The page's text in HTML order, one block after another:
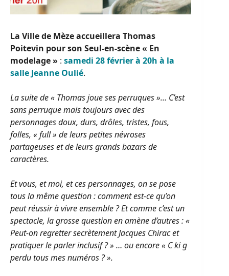
La Ville de Mèze accueillera Thomas
Poitevin pour son Seul-en-scène « En
modelage » : samedi 28 février à 20h à la
salle Jeanne Oulié.
La suite de « Thomas joue ses perruques »… C’est
sans perruque mais toujours avec des
personnages doux, durs, drôles, tristes, fous,
folles, « full » de leurs petites névroses
partageuses et de leurs grands bazars de
caractères.
Et vous, et moi, et ces personnages, on se pose
tous la même question : comment est-ce qu’on
peut réussir à vivre ensemble ? Et comme c’est un
spectacle, la grosse question en amène d’autres : «
Peut-on regretter secrètement Jacques Chirac et
pratiquer le parler inclusif ? » … ou encore « C ki g
perdu tous mes numéros ? ».